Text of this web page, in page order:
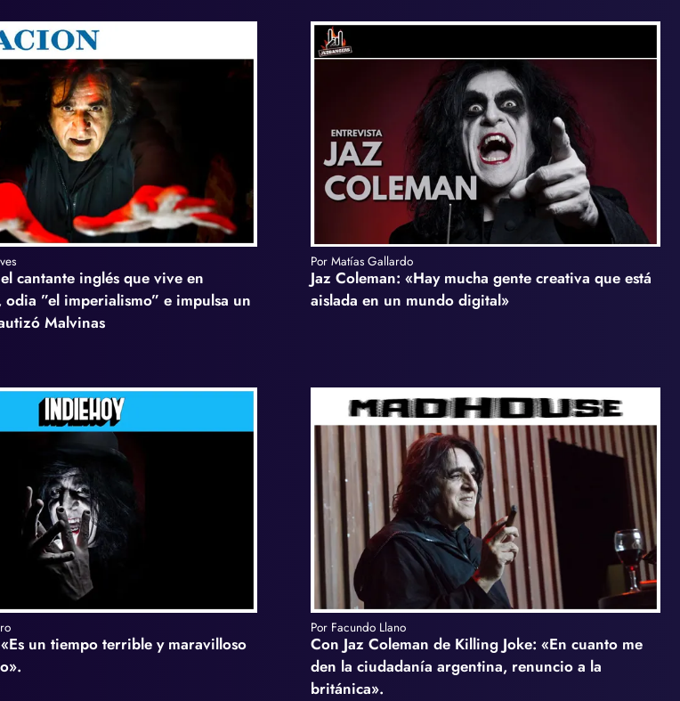
cantante inglés que vive en
odia ”el imperialismo” e impulsa un
Malvinas
Por Matías Gallardo
Jaz Coleman: «Hay mucha gente creativa que está
aislada en un mundo digital»
un tiempo terrible y maravilloso
Por Facundo Llano
Con Jaz Coleman de Killing Joke: «En cuanto me
den la ciudadanía argentina, renuncio a la
británica».